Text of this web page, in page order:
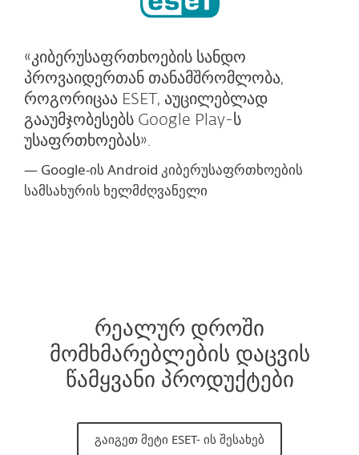
«კიბერუსაფრთხოების სანდო
პროვაიდერთან თანამშრომლობა,
როგორიცაა ESET, აუცილებლად
გააუმჯობესებს Google Play-ს
უსაფრთხოებას».
— Google-ის Android კიბერუსაფრთხოების
სამსახურის ხელმძღვანელი
რეალურ დროში
მომხმარებლების დაცვის
წამყვანი პროდუქტები
ᲒᲐᲘᲒᲔᲗ ᲛᲔᲢᲘ ESET- ᲘᲡ ᲨᲔᲡᲐᲮᲔᲑ